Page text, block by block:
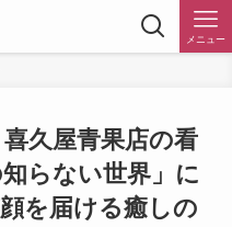
メニュー
喜久屋青果店の看
らない世界」に
を届ける癒しの